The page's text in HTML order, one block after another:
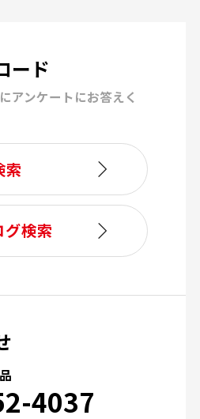
ード
アンケートにお答えく
索
グ検索
4037